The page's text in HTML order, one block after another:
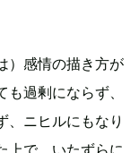
）感情の描き方が
過剰にならず、
、ニヒルにもなり